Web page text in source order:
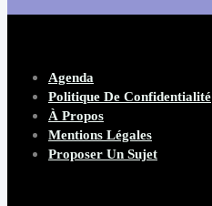
Agenda
Politique De Confidentialité
À Propos
Mentions Légales
Proposer Un Sujet